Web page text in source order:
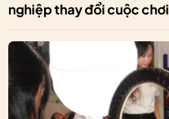
nghiệp thay đổi cuộc chơi